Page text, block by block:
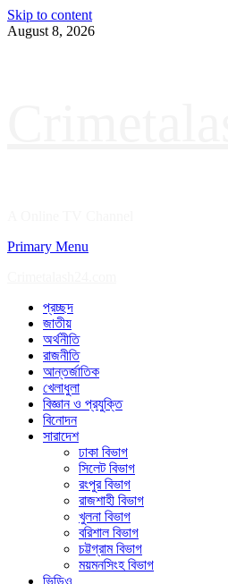
Skip to content
August 8, 2026
Primary Menu
প্রচ্ছদ
জাতীয়
অর্থনীতি
রাজনীতি
আন্তর্জাতিক
খেলাধুলা
বিজ্ঞান ও প্রযুক্তি
বিনোদন
সারাদেশ
ঢাকা বিভাগ
সিলেট বিভাগ
রংপুর বিভাগ
রাজশাহী বিভাগ
খুলনা বিভাগ
বরিশাল বিভাগ
চট্টগ্রাম বিভাগ
ময়মনসিংহ বিভাগ
ভিডিও